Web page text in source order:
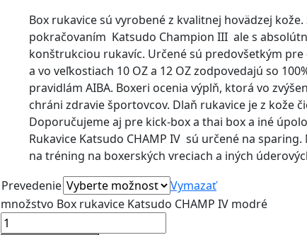
Box rukavice sú vyrobené z kvalitnej hovädzej kože.
pokračovaním Katsudo Champion III ale s
konštrukciou rukavíc. Určené sú predovšetkým
a vo veľkostiach 10 OZ a 12 OZ zodpovedajú so
pravidlám AIBA. Boxeri ocenia výplň, ktorá vo
chráni zdravie športovcov. Dlaň rukavice je z kože
Doporučujeme aj pre kick-box a thai box a iné
Rukavice Katsudo CHAMP IV sú určené na sparing.
na tréning na boxerských vreciach a iných
Prevedenie
Vymazať
množstvo Box rukavice Katsudo CHAMP IV modré